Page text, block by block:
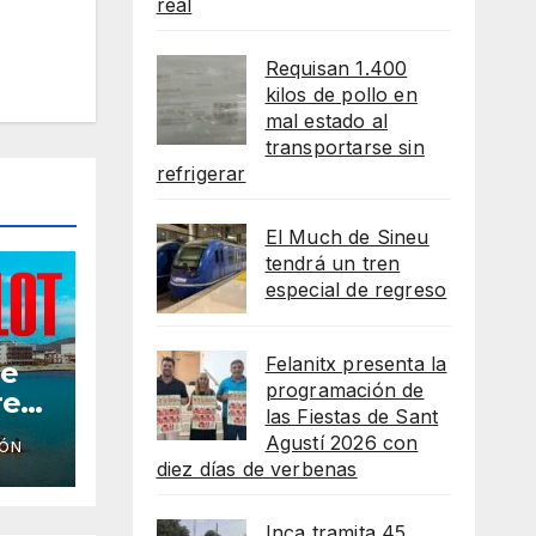
Requisan 1.400
kilos de pollo en
mal estado al
transportarse sin
refrigerar
El Much de Sineu
tendrá un tren
especial de regreso
Felanitx presenta la
programación de
las Fiestas de Sant
Agustí 2026 con
diez días de verbenas